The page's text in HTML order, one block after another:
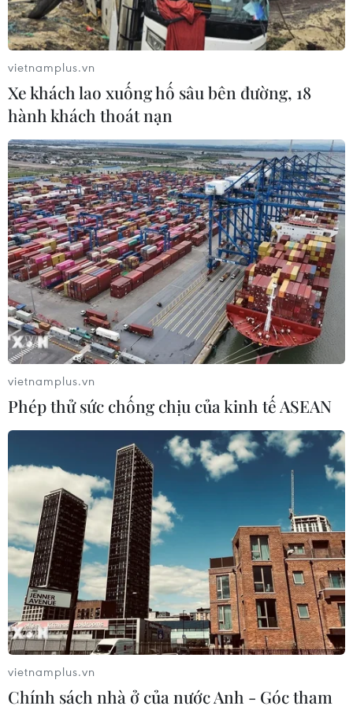
Cuộc chiến chống biến đổi khí hậu: Cuộc
đua với thời gian
05/06/2026 00:02
Với chủ đề “Toàn cầu chung tay hành động vì khí hậu,”
Ngày Môi trường Thế giới phản ánh một thực tế cấp
bách hơn: thế giới không thiếu lời cảnh báo về biến đổi
khí hậu mà thiếu hành động tương xứng.
Ứng phó đa rủi ro khi hiện tượng thời tiết
El Nino quay trở lại
01/06/2026 01:21
Hiện tượng El Nino được dự báo có khả năng xuất hiện
vietnamplus.vn
Xe khách lao xuống hố sâu bên đường, 18
hành khách thoát nạn
vietnamplus.vn
Phép thử sức chống chịu của kinh tế ASEAN
vietnamplus.vn
Chính sách nhà ở của nước Anh - Góc tham